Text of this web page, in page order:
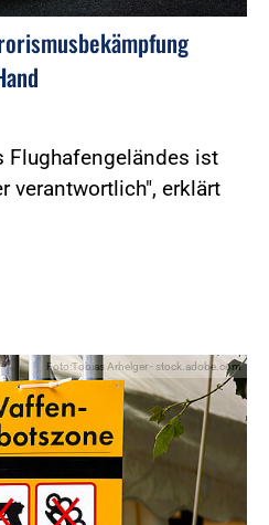
Flughafengeländes ist
verantwortlich", erklärt
Foto:Tobias Arhelger - stock.adobe.com